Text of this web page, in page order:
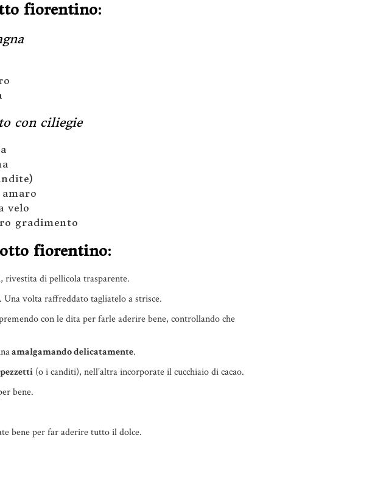
fiorentino:
con ciliegie
velo
gradimento
fiorentino:
, rivestita di pellicola trasparente.
volta raffreddato tagliatelo a strisce.
con le dita per farle aderire bene, controllando che
amalgamando delicatamente.
(o i canditi), nell’altra incorporate il cucchiaio di cacao.
bene.
bene per far aderire tutto il dolce.